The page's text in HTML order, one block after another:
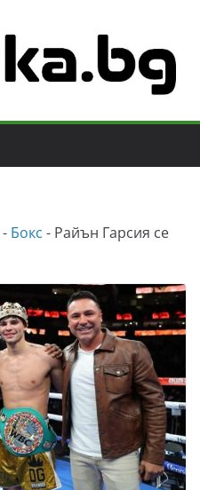
- Бокс - Райън Гарсия се